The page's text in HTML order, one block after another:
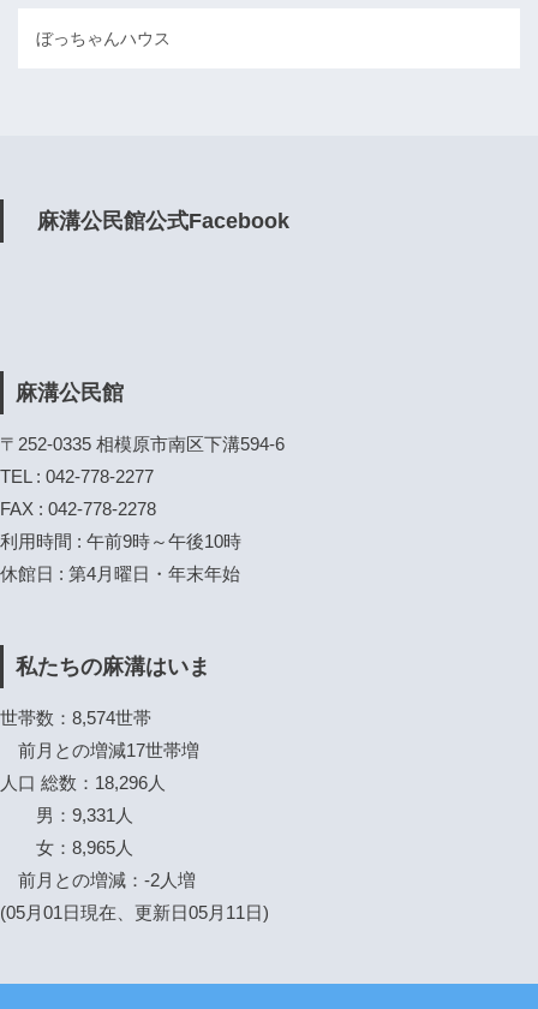
ぼっちゃんハウス
麻溝公民館公式Facebook
麻溝公民館
〒252-0335 相模原市南区下溝594-6
TEL : 042-778-2277
FAX : 042-778-2278
利用時間 : 午前9時～午後10時
休館日 : 第4月曜日・年末年始
私たちの麻溝はいま
世帯数：8,574世帯
前月との増減17世帯増
人口 総数：18,296人
男：9,331人
女：8,965人
前月との増減：-2人増
(05月01日現在、更新日05月11日)